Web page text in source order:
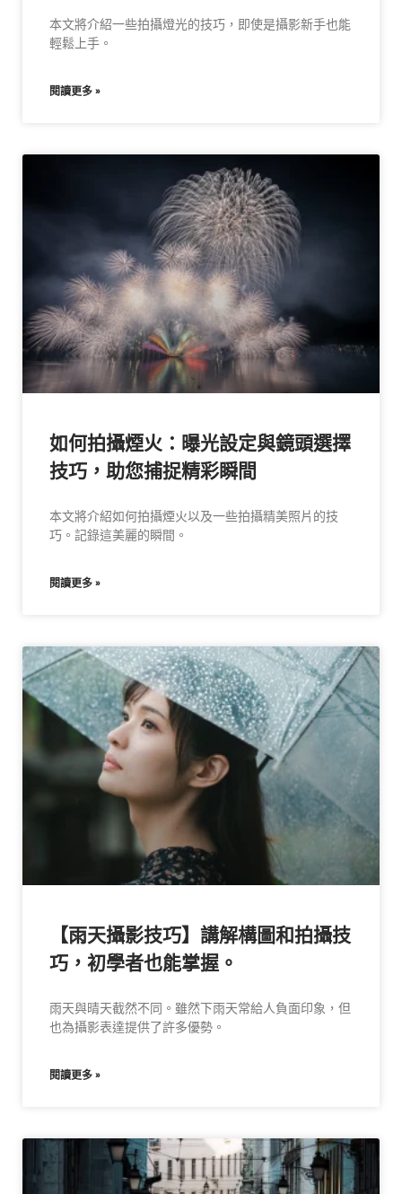
本文將介紹一些拍攝燈光的技巧，即使是攝影新手也能
輕鬆上手。
閱讀更多 »
如何拍攝煙火：曝光設定與鏡頭選擇
技巧，助您捕捉精彩瞬間
本文將介紹如何拍攝煙火以及一些拍攝精美照片的技
巧。記錄這美麗的瞬間。
閱讀更多 »
【雨天攝影技巧】講解構圖和拍攝技
巧，初學者也能掌握。
雨天與晴天截然不同。雖然下雨天常給人負面印象，但
也為攝影表達提供了許多優勢。
閱讀更多 »